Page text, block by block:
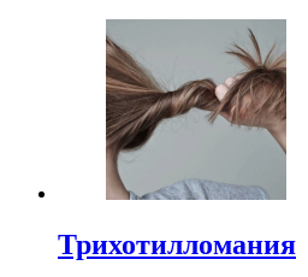
Трихотилломания